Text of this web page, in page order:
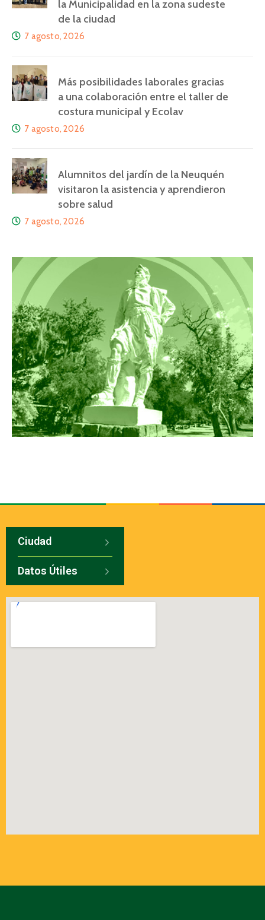
la Municipalidad en la zona sudeste
de la ciudad
7 agosto, 2026
Más posibilidades laborales gracias
a una colaboración entre el taller de
costura municipal y Ecolav
7 agosto, 2026
Alumnitos del jardín de la Neuquén
visitaron la asistencia y aprendieron
sobre salud
7 agosto, 2026
Ciudad
Datos Útiles